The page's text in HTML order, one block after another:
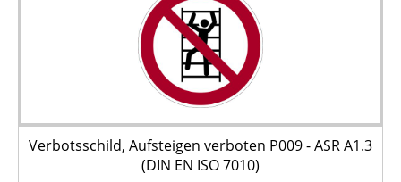
Verbotsschild, Aufsteigen verboten P009 - ASR A1.3
(DIN EN ISO 7010)